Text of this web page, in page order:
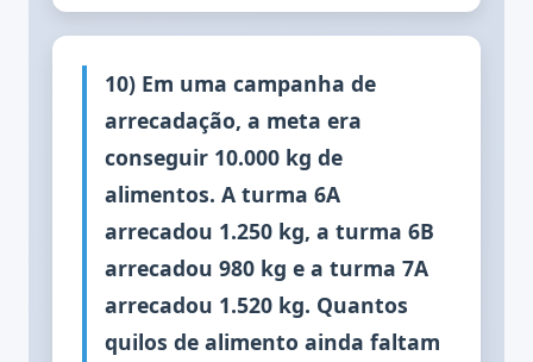
10) Em uma campanha de
arrecadação, a meta era
conseguir 10.000 kg de
alimentos. A turma 6A
arrecadou 1.250 kg, a turma 6B
arrecadou 980 kg e a turma 7A
arrecadou 1.520 kg. Quantos
quilos de alimento ainda faltam